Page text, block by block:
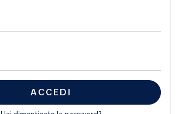
ACCEDI